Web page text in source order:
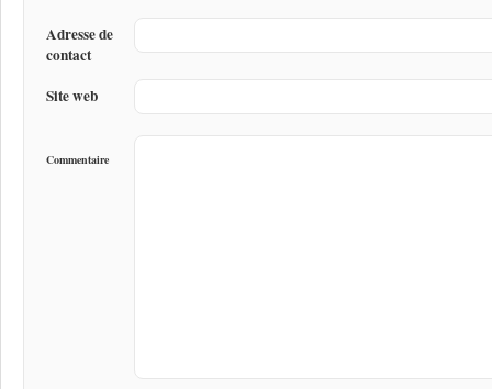
Adresse de
contact
Site web
Commentaire